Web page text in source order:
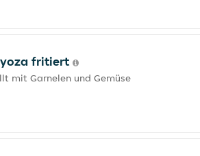
fritiert
mit Garnelen und Gemüse